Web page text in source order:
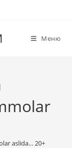
Меню
aslida… 20+